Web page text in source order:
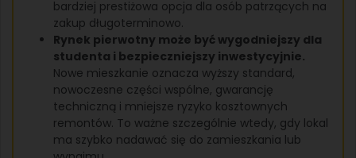
bardziej prestiżowa opcja dla osób patrzących na
zakup długoterminowo.
Rynek pierwotny może być wygodniejszy dla
studenta i bezpieczniejszy inwestycyjnie.
Nowe mieszkanie oznacza wyższy standard,
nowoczesne części wspólne, gwarancję
techniczną i mniejsze ryzyko kosztownych
remontów. To ważne szczególnie wtedy, gdy lokal
ma szybko nadawać się do zamieszkania lub